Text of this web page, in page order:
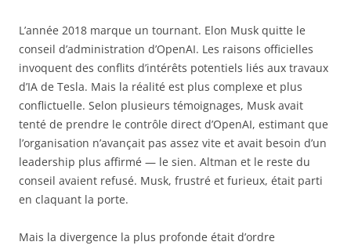
L’année 2018 marque un tournant. Elon Musk quitte le
conseil d’administration d’OpenAI. Les raisons officielles
invoquent des conflits d’intérêts potentiels liés aux travaux
d’IA de Tesla. Mais la réalité est plus complexe et plus
conflictuelle. Selon plusieurs témoignages, Musk avait
tenté de prendre le contrôle direct d’OpenAI, estimant que
l’organisation n’avançait pas assez vite et avait besoin d’un
leadership plus affirmé — le sien. Altman et le reste du
conseil avaient refusé. Musk, frustré et furieux, était parti
en claquant la porte.
Mais la divergence la plus profonde était d’ordre